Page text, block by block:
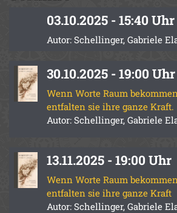
03.10.2025 - 15:40 Uhr
Autor: Schellinger, Gabriele
30.10.2025 - 19:00 Uhr
Wenn Worte Raum
entfalten sie ihre ganze Kraft.
Autor: Schellinger, Gabriele
13.11.2025 - 19:00 Uhr
Wenn Worte Raum
entfalten sie ihre ganze Kraft
Autor: Schellinger, Gabriele